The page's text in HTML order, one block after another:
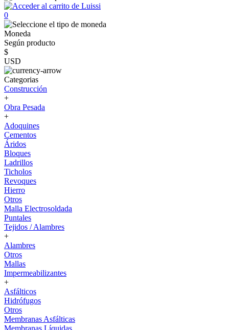
0
Moneda
Según producto
$
USD
Categorias
Construcción
+
Obra Pesada
+
Adoquines
Cementos
Áridos
Bloques
Ladrillos
Ticholos
Revoques
Hierro
Otros
Malla Electrosoldada
Puntales
Tejidos / Alambres
+
Alambres
Otros
Mallas
Impermeabilizantes
+
Asfálticos
Hidrófugos
Otros
Membranas Asfálticas
Membranas Líquidas